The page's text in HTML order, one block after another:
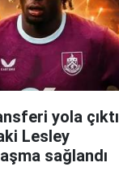
yola çıktı
Lesley
sağlandı